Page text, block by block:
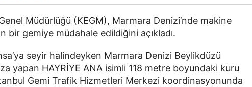
Müdürlüğü (KEGM), Marmara Denizi’nde makine
bir gemiye müdahale edildiğini açıkladı.
seyir halindeyken Marmara Denizi Beylikdüzü
yapan HAYRİYE ANA isimli 118 metre boyundaki kuru
Gemi Trafik Hizmetleri Merkezi koordinasyonunda